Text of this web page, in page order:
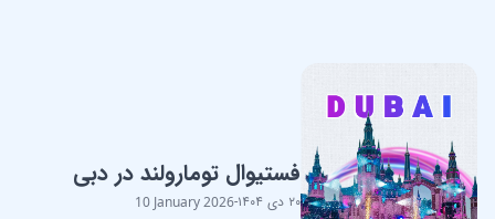
فستیوال تومارولند در دبی
۲۰ دی ۱۴۰۴ -
10 January 2026